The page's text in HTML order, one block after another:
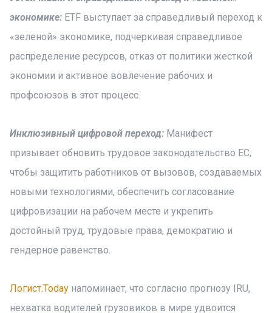
экономике: ETF выступает за справедливый переход к
«зеленой» экономике, подчеркивая справедливое
распределение ресурсов, отказ от политики жесткой
экономии и активное вовлечение рабочих и
профсоюзов в этот процесс.
Инклюзивный цифровой переход: Манифест
призывает обновить трудовое законодательство ЕС,
чтобы защитить работников от вызовов, создаваемых
новыми технологиями, обеспечить согласование
цифровизации на рабочем месте и укрепить
достойный труд, трудовые права, демократию и
гендерное равенство.
Логист.Today напоминает, что согласно прогнозу IRU,
нехватка водителей грузовиков в мире удвоится